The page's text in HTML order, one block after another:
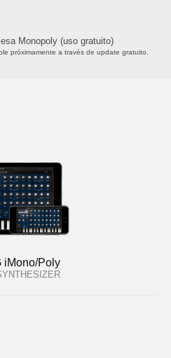
Monopoly (uso gratuito)
próximamente a través de update gratuito.
iMono/Poly